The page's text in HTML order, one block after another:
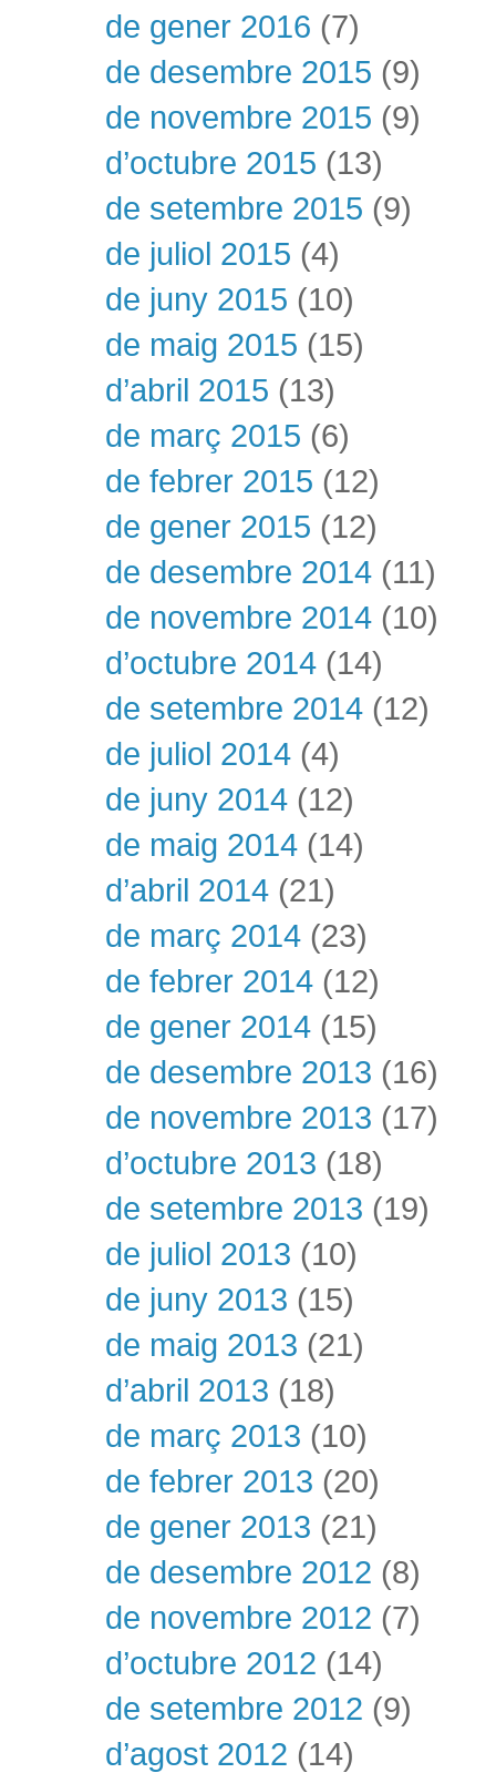
de gener 2016 (7)
de desembre 2015 (9)
de novembre 2015 (9)
d’octubre 2015 (13)
de setembre 2015 (9)
de juliol 2015 (4)
de juny 2015 (10)
de maig 2015 (15)
d’abril 2015 (13)
de març 2015 (6)
de febrer 2015 (12)
de gener 2015 (12)
de desembre 2014 (11)
de novembre 2014 (10)
d’octubre 2014 (14)
de setembre 2014 (12)
de juliol 2014 (4)
de juny 2014 (12)
de maig 2014 (14)
d’abril 2014 (21)
de març 2014 (23)
de febrer 2014 (12)
de gener 2014 (15)
de desembre 2013 (16)
de novembre 2013 (17)
d’octubre 2013 (18)
de setembre 2013 (19)
de juliol 2013 (10)
de juny 2013 (15)
de maig 2013 (21)
d’abril 2013 (18)
de març 2013 (10)
de febrer 2013 (20)
de gener 2013 (21)
de desembre 2012 (8)
de novembre 2012 (7)
d’octubre 2012 (14)
de setembre 2012 (9)
d’agost 2012 (14)